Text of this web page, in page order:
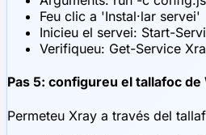
Feu clic a 'Instal·lar servei'
Inicieu el servei: Start-
Verifiqueu: Get-Service
Pas 5: configureu el tallafoc
Permeteu Xray a través del